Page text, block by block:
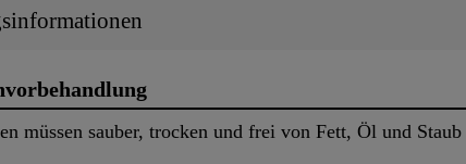
müssen sauber, trocken und frei von Fett, Öl und Staub